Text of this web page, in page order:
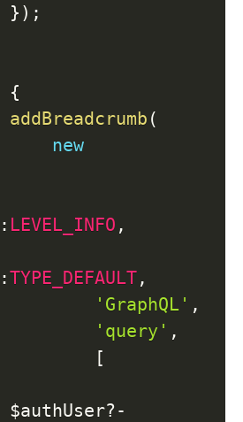
} ) ;
{
addBreadcrumb (
new
LEVEL_INFO ,
TYPE_DEFAULT,
'GraphQL' ,
'query' ,
[
$authUser?-